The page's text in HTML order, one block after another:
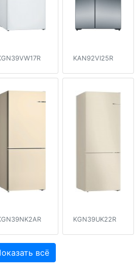
KAN92VI25R
KGN39UK22R
всё